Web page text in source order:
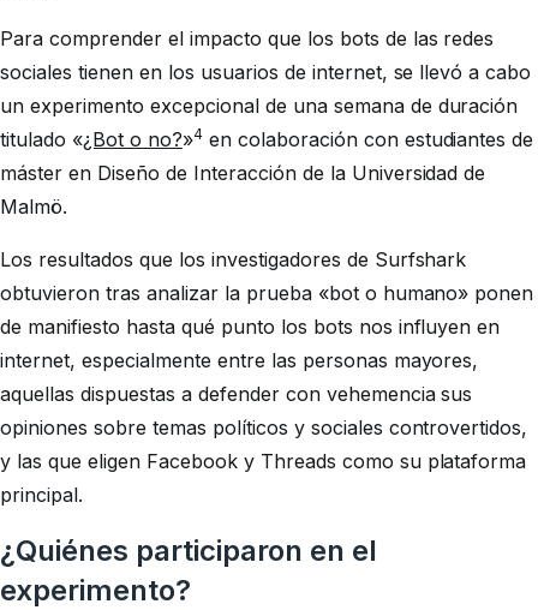
Para comprender el impacto que los bots de las redes
sociales tienen en los usuarios de internet, se llevó a cabo
un experimento excepcional de una semana de duración
titulado «¿Bot o no?»4en colaboración con estudiantes de
máster en Diseño de Interacción de la Universidad de
Malmö.
Los resultados que los investigadores de Surfshark
obtuvieron tras analizar la prueba «bot o humano» ponen
de manifiesto hasta qué punto los bots nos influyen en
internet, especialmente entre las personas mayores,
aquellas dispuestas a defender con vehemencia sus
opiniones sobre temas políticos y sociales controvertidos,
y las que eligen Facebook y Threads como su plataforma
principal.
¿Quiénes participaron en el
experimento?